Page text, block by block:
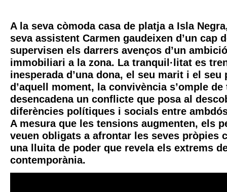
A la seva còmoda casa de platja a Isla
seva assistent Carmen gaudeixen d’un cap
supervisen els darrers avenços d’un
immobiliari a la zona. La tranquil·litat es
inesperada d’una dona, el seu marit i el seu
d’aquell moment, la convivència s’omple
desencadena un conflicte que posa al
diferències polítiques i socials entre
A mesura que les tensions augmenten, els
veuen obligats a afrontar les seves pròpies
una lluita de poder que revela els extrems
contemporània.